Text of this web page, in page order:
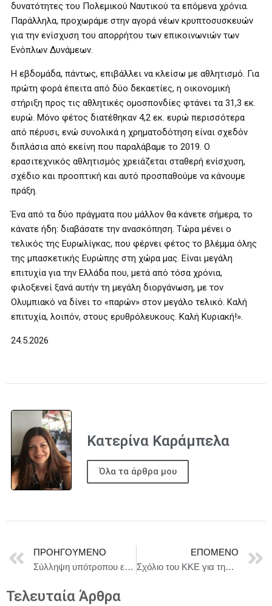
δυνατότητες του Πολεμικού Ναυτικού τα επόμενα χρόνια.
Παράλληλα, προχωράμε στην αγορά νέων κρυπτοσυσκευών
για την ενίσχυση του απορρήτου των επικοινωνιών των
Ενόπλων Δυνάμεων.
Η εβδομάδα, πάντως, επιβάλλει να κλείσω με αθλητισμό. Για
πρώτη φορά έπειτα από δύο δεκαετίες, η οικονομική
στήριξη προς τις αθλητικές ομοσπονδίες φτάνει τα 31,3 εκ.
ευρώ. Μόνο φέτος διατέθηκαν 4,2 εκ. ευρώ περισσότερα
από πέρυσι, ενώ συνολικά η χρηματοδότηση είναι σχεδόν
διπλάσια από εκείνη που παραλάβαμε το 2019. Ο
ερασιτεχνικός αθλητισμός χρειάζεται σταθερή ενίσχυση,
σχέδιο και προοπτική και αυτό προσπαθούμε να κάνουμε
πράξη.
Ένα από τα δύο πράγματα που μάλλον θα κάνετε σήμερα, το
κάνατε ήδη: διαβάσατε την ανασκόπηση. Τώρα μένει ο
τελικός της Ευρωλίγκας, που φέρνει φέτος το βλέμμα όλης
της μπασκετικής Ευρώπης στη χώρα μας. Είναι μεγάλη
επιτυχία για την Ελλάδα που, μετά από τόσα χρόνια,
φιλοξενεί ξανά αυτήν τη μεγάλη διοργάνωση, με τον
Ολυμπιακό να δίνει το «παρών» στον μεγάλο τελικό. Καλή
επιτυχία, λοιπόν, στους ερυθρόλευκους. Καλή Κυριακή!».
24.5.2026
Κατερίνα Καράμπελα
Όλα τα άρθρα μου
ΠΡΟΗΓΟΎΜΕΝΟ
Σύλληψη υπότροπου ενδοοικογενειακής βίας για νέα υπόθεση με θύμα ανήλικη σύντροφό του
ΕΠΌΜΕΝΟ
Σχόλιο του ΚΚΕ για την ανάρτηση του Κ. Μητσοτάκη
Τελευταία Άρθρα